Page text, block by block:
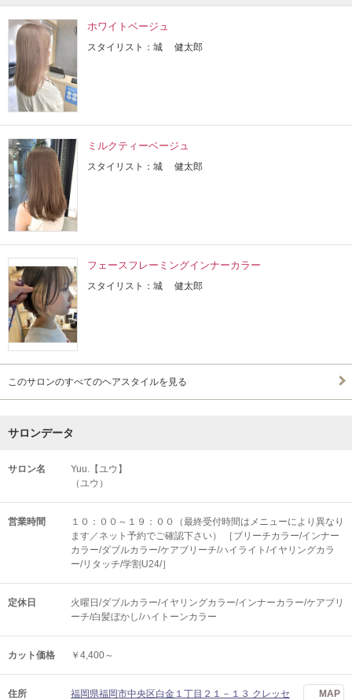
ホワイトベージュ
スタイリスト：城 健太郎
ミルクティーベージュ
スタイリスト：城 健太郎
フェースフレーミングインナーカラー
スタイリスト：城 健太郎
このサロンのすべてのヘアスタイルを見る
サロンデータ
サロン名
Yuu.【ユウ】
（ユウ）
営業時間
１０：００～１９：００（最終受付時間はメニューにより異なり
ます／ネット予約でご確認下さい） ［ブリーチカラー/インナー
カラー/ダブルカラー/ケアブリーチ/ハイライト/イヤリングカラ
ー/リタッチ/学割U24/］
定休日
火曜日/ダブルカラー/イヤリングカラー/インナーカラー/ケアブリ
ーチ/白髪ぼかし/ハイトーンカラー
カット価格 ￥4,400～
住所 福岡県福岡市中央区白金１丁目２１－１３ クレッセ MAP